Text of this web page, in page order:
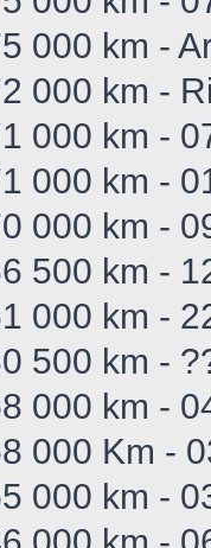
000 km -
000 km -
000 km -
000 km -
000 km -
500 km -
000 km -
500 km -
000 km -
000 Km -
000 km -